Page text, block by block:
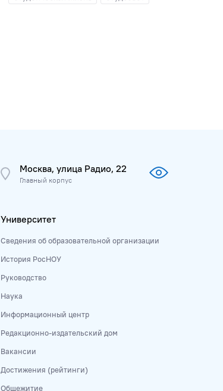
Москва, улица Радио, 22
Главный корпус
Университет
Сведения об образовательной организации
История РосНОУ
Руководство
Наука
Информационный центр
Редакционно-издательский дом
Вакансии
Достижения (рейтинги)
Общежитие